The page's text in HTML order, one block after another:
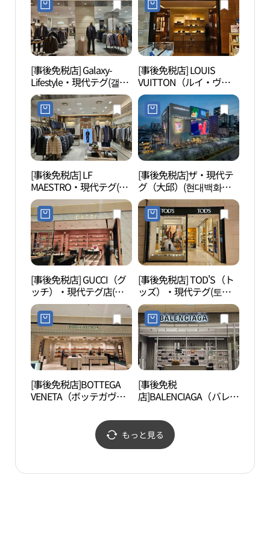
[事後免税店] Galaxy-
Lifestyle・現代テグ(갤럭
시라이프스타일 현대백
화점 더현대 대구)
[事後免税店] LOUIS
VUITTON（ルイ・ヴィ
トン）・現代テグ(루이
비통 현대백화점 더현대
대구)
[事後免税店] LF
MAESTRO・現代テグ(마
에스트로 현대백화점 더
현대 대구)
[事後免税店]ザ・現代テ
グ（大邱）(현대백화점
더현대 대구)
[事後免税店] GUCCI（グ
ッチ）・現代テグ店(구
찌 현대백화점 더현대 대
구)
[事後免税店] TOD'S（ト
ッズ）・現代テグ(토즈
현대백화점 더현대 대구)
[事後免税店]BOTTEGA
VENETA（ボッテガヴェ
（大邱）(보테가베네타
현대백화점 더현대 대구)
[事後免税
店]BALENCIAGA（バレン
（大邱）店(발렌시아가
현대백화점 더현대 대구
もっと見る